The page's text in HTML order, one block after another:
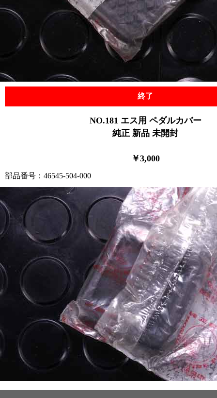
終了
NO.181 エス用 ペダルカバー
純正 新品 未開封
￥3,000
部品番号：46545-504-000